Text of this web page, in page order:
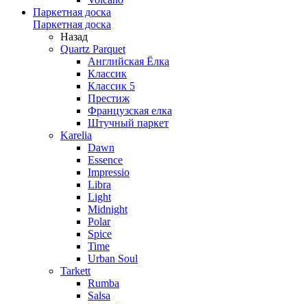
Паркетная доска
Паркетная доска
Назад
Quartz Parquet
Английская Ёлка
Классик
Классик 5
Престиж
Французская елка
Штучный паркет
Karelia
Dawn
Essence
Impressio
Libra
Light
Midnight
Polar
Spice
Time
Urban Soul
Tarkett
Rumba
Salsa